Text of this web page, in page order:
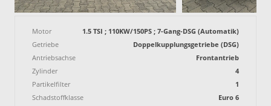
Motor
1.5 TSI ; 110KW/150PS ; 7-Gang-DSG (Automatik)
Getriebe
Doppelkupplungsgetriebe (DSG)
Antriebsachse
Frontantrieb
Zylinder
4
Partikelfilter
1
Schadstoffklasse
Euro 6